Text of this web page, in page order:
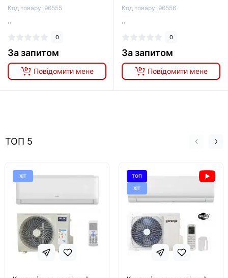
Код товару: 96555
..
0
За запитом
Повідомити мене
Код товару: 96556
..
0
За запитом
Повідомити мене
ТОП 5
ХІТ ТОП
ХІТ